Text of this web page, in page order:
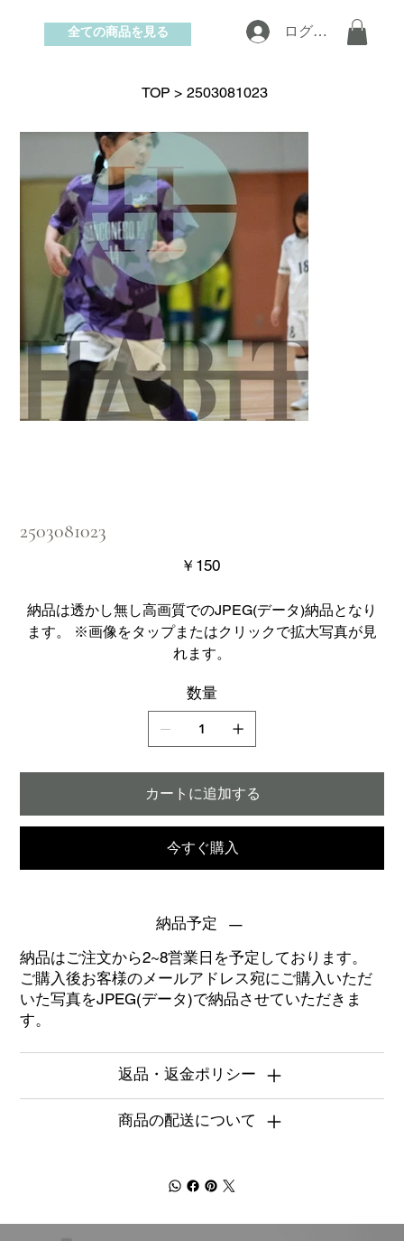
お問い合わせ
ログイン
全ての商品を見る
TOP > 2503081023
2503081023
価
格
￥150
納品は透かし無し高画質でのJPEG(データ)納品となり
ます。 ※画像をタップまたはクリックで拡大写真が見
れます。
数量
カートに追加する
今すぐ購入
納品予定
納品はご注文から2~8営業日を予定しております。
ご購入後お客様のメールアドレス宛にご購入いただ
いた写真をJPEG(データ)で納品させていただきま
す。
返品・返金ポリシー
商品の配送について